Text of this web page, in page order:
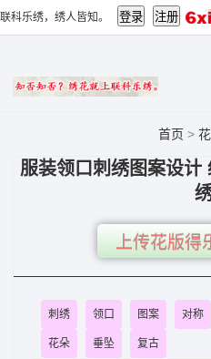
联科乐绣，绣人皆知。
首页 >
服装领口刺绣图案设计
上传花版得
刺绣 领口 图案 对称
花朵 垂坠 复古